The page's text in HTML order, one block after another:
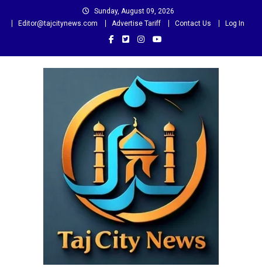
Sunday, August 09, 2026
Editor@tajcitynews.com
Advertise Tariff Contact Us Log In